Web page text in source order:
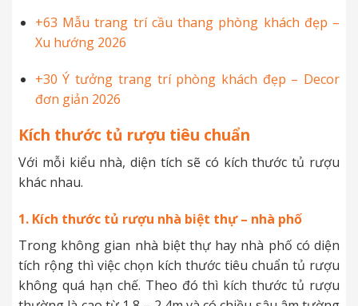
+63 Mẫu trang trí cầu thang phòng khách đẹp –
Xu hướng 2026
+30 Ý tưởng trang trí phòng khách đẹp – Decor
đơn giản 2026
Kích thước tủ rượu tiêu chuẩn
Với mỗi kiểu nhà, diện tích sẽ có kích thước tủ rượu
khác nhau.
1. Kích thước tủ rượu nhà biệt thự – nhà phố
Trong không gian nhà biệt thự hay nhà phố có diện
tích rộng thì việc chọn kích thước tiêu chuẩn tủ rượu
không quá hạn chế. Theo đó thì kích thước tủ rượu